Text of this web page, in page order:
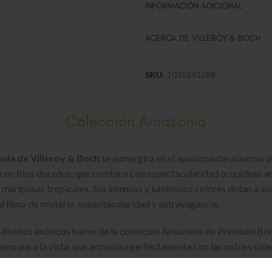
INFORMACIÓN ADICIONAL
ACERCA DE VILLEROY & BOCH
SKU: 1035143288
Colección Amazonia
de Villeroy & Boch se sumergirá en el apasionante universo
filos dorados, que combina con espectacularidad orquídeas
tropicales. Sus intensos y luminosos colores dotan a
lleno de misterio, espectacularidad y extravagancia.
exóticos hacen de la colección Amazonia de Premium
para la vista, que armoniza perfectamente con las nobles